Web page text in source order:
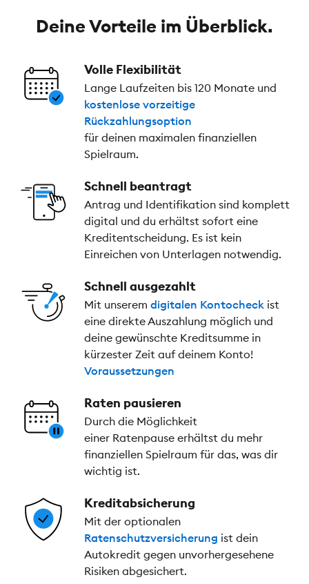
Deine Vorteile im Überblick.
Volle Flexibilität
Lange Laufzeiten bis 120 Monate und
kostenlose vorzeitige
Rückzahlungsoption
für deinen maximalen finanziellen
Spielraum.
Schnell beantragt
Antrag und Identifikation sind komplett
digital und du erhältst sofort eine
Kreditentscheidung. Es ist kein
Einreichen von Unterlagen notwendig.
Schnell ausgezahlt
Mit unserem digitalen Kontocheck ist
eine direkte Auszahlung möglich und
deine gewünschte Kreditsumme in
kürzester Zeit auf deinem Konto!
Voraussetzungen
Raten pausieren
Durch die Möglichkeit
einer Ratenpause erhältst du mehr
finanziellen Spielraum für das, was dir
wichtig ist.
Kreditabsicherung
Mit der optionalen
Ratenschutzversicherung ist dein
Autokredit gegen unvorhergesehene
Risiken abgesichert.